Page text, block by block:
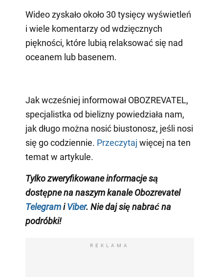
Wideo zyskało około 30 tysięcy wyświetleń
i wiele komentarzy od wdzięcznych
piękności, które lubią relaksować się nad
oceanem lub basenem.
Jak wcześniej informował OBOZREVATEL,
specjalistka od bielizny powiedziała nam,
jak długo można nosić biustonosz, jeśli nosi
się go codziennie. Przeczytaj więcej na ten
temat w artykule.
Tylko zweryfikowane informacje są
dostępne na naszym kanale Obozrevatel
TelegramiViber. Nie daj się nabrać na
podróbki!
REKLAMA